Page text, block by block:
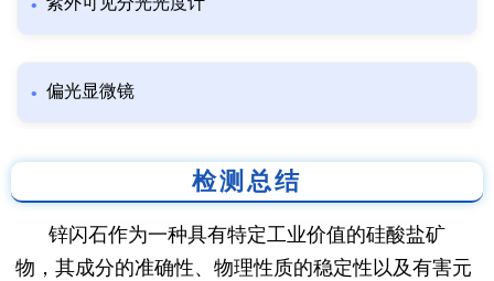
偏光显微镜
检测总结
锌闪石作为一种具有特定工业价值的硅酸盐矿
物，其成分的准确性、物理性质的稳定性以及有害元